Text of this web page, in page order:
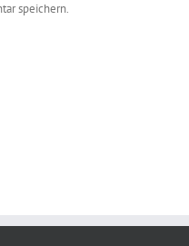
speichern.